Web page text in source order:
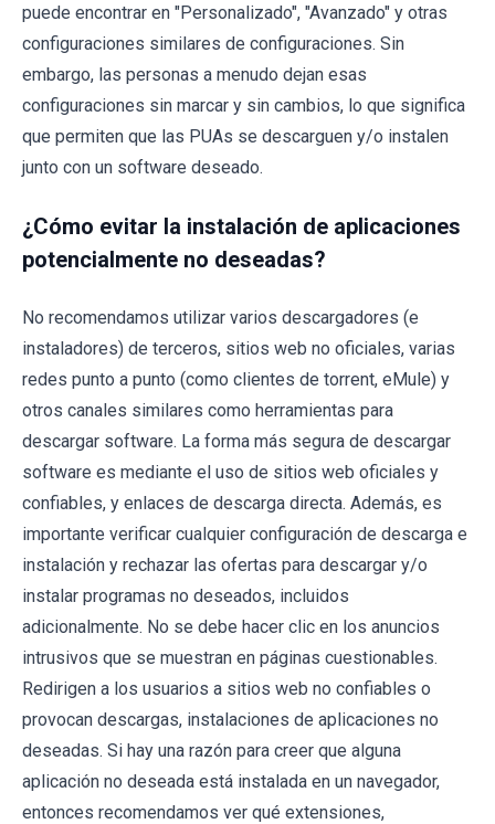
puede encontrar en "Personalizado", "Avanzado" y otras
configuraciones similares de configuraciones. Sin
embargo, las personas a menudo dejan esas
configuraciones sin marcar y sin cambios, lo que significa
que permiten que las PUAs se descarguen y/o instalen
junto con un software deseado.
¿Cómo evitar la instalación de aplicaciones
potencialmente no deseadas?
No recomendamos utilizar varios descargadores (e
instaladores) de terceros, sitios web no oficiales, varias
redes punto a punto (como clientes de torrent, eMule) y
otros canales similares como herramientas para
descargar software. La forma más segura de descargar
software es mediante el uso de sitios web oficiales y
confiables, y enlaces de descarga directa. Además, es
importante verificar cualquier configuración de descarga e
instalación y rechazar las ofertas para descargar y/o
instalar programas no deseados, incluidos
adicionalmente. No se debe hacer clic en los anuncios
intrusivos que se muestran en páginas cuestionables.
Redirigen a los usuarios a sitios web no confiables o
provocan descargas, instalaciones de aplicaciones no
deseadas. Si hay una razón para creer que alguna
aplicación no deseada está instalada en un navegador,
entonces recomendamos ver qué extensiones,